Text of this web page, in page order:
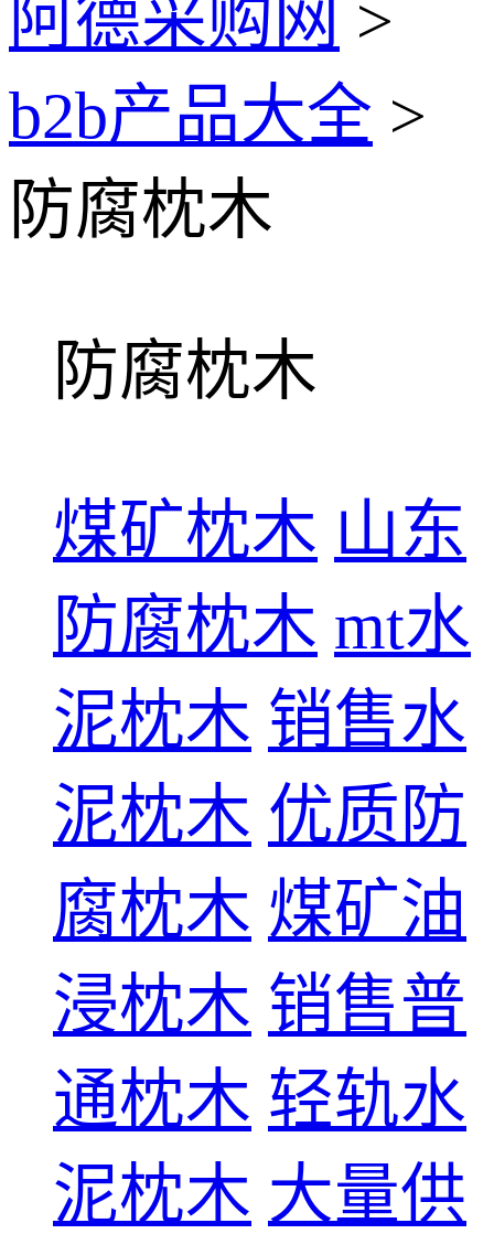
阿德采购网 >
b2b产品大全 >
防腐枕木
防腐枕木
煤矿枕木 山东
防腐枕木 mt水
泥枕木 销售水
泥枕木 优质防
腐枕木 煤矿油
浸枕木 销售普
通枕木 轻轨水
泥枕木 大量供